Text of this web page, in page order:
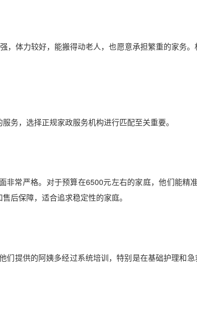
，体力较好，能搬得动老人，也愿意承担繁重的家务
务，选择正规家政服务机构进行匹配至关重要。
常严格。对于预算在6500元左右的家庭，他们能精
后保障，适合追求稳定性的家庭。
们提供的阿姨多经过系统培训，特别是在基础护理